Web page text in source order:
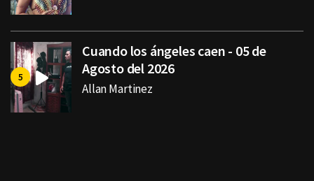
Cuando los ángeles caen - 05 de
Agosto del 2026
Allan Martinez